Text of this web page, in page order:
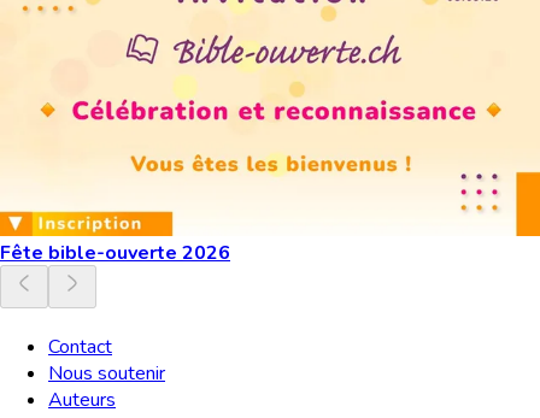
Fête bible-ouverte 2026
Contact
Nous soutenir
Auteurs